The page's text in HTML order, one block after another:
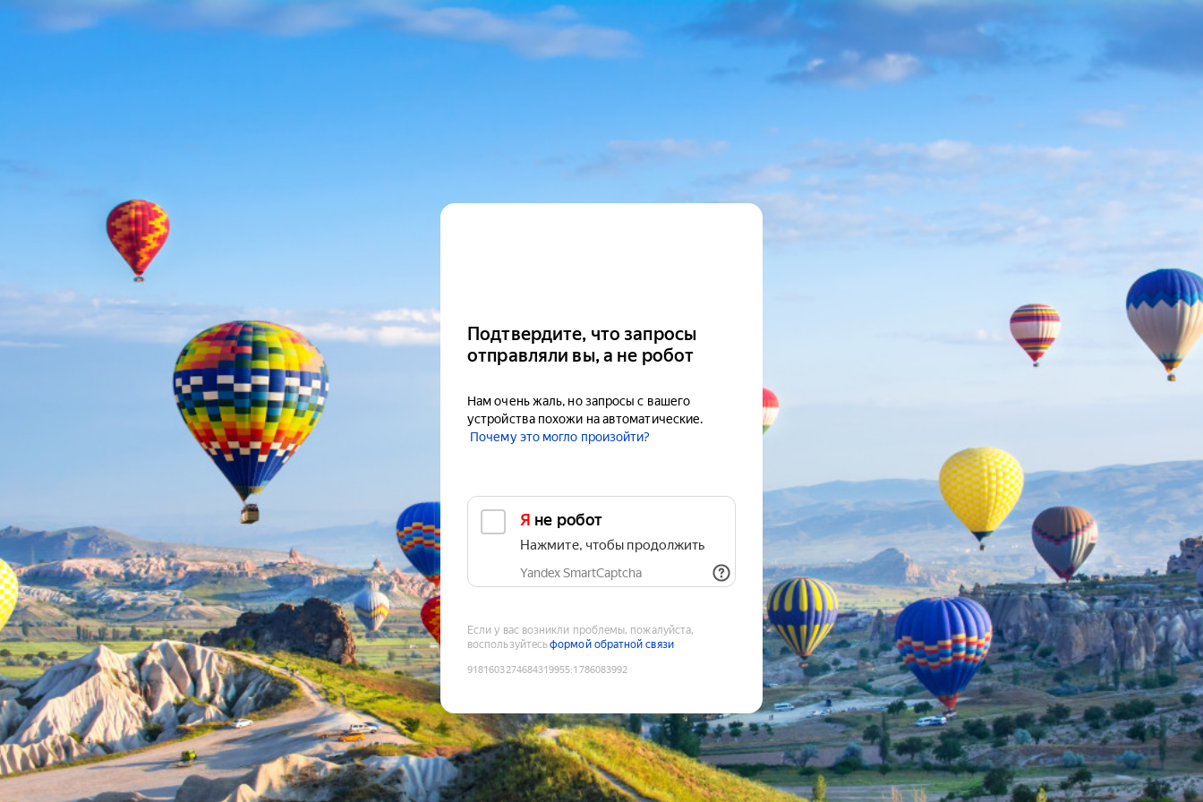
Подтвердите, что запросы
отправляли вы, а не робот
Нам очень жаль, но запросы с вашего
устройства похожи на автоматические.
Почему это могло произойти?
Я не робот
Нажмите, чтобы продолжить
Yandex SmartCaptcha
Если у вас возникли проблемы, пожалуйста,
воспользуйтесьформой обратной связи
9181603274684319955:1786083992